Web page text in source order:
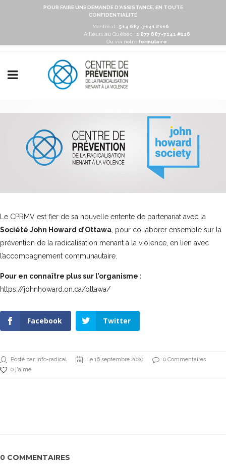
POUR FAIRE UNE DEMANDE D'ASSISTANCE, EN TOUTE
CONFIDENTIALITÉ
Montréal : 514 687-7141 #116
Ailleurs au Québec :
1 877 687-7141 #116
Ou via notre formulaire
Le CPRMV est fier de sa nouvelle entente de partenariat avec la
Société John Howard d’Ottawa , pour collaborer ensemble sur la
prévention de la radicalisation menant à la violence, en lien avec
l’accompagnement communautaire.
Pour en connaître plus sur l’organisme :
https://johnhoward.on.ca/ottawa/
Facebook Twitter
Posté par info-radical Le 16 septembre 2020
0 Commentaires
0 j'aime
0 COMMENTAIRES